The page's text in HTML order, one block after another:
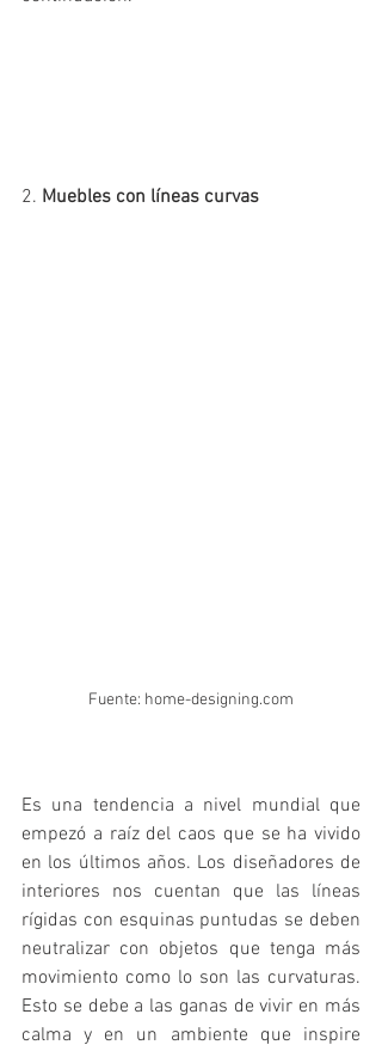
2. Muebles con líneas curvas
Fuente: home-designing.com
Es una tendencia a nivel mundial que
empezó a raíz del caos que se ha vivido
en los últimos años. Los diseñadores de
interiores nos cuentan que las líneas
rígidas con esquinas puntudas se deben
neutralizar con objetos que tenga más
movimiento como lo son las curvaturas.
Esto se debe a las ganas de vivir en más
calma y en un ambiente que inspire